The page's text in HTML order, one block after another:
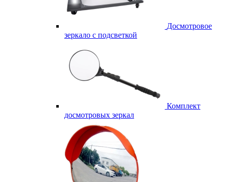
Досмотровое
зеркало с подсветкой
Комплект
досмотровых зеркал